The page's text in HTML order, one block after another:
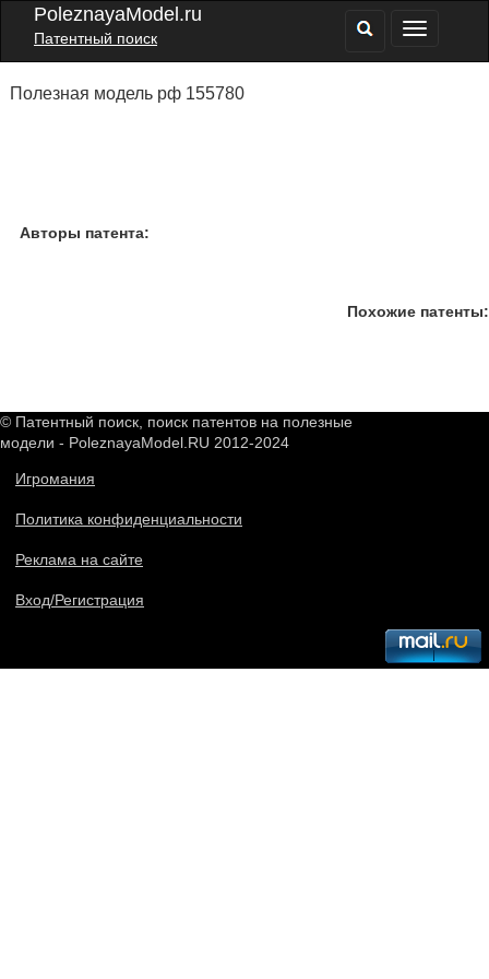
PoleznayaModel.ru
Патентный поиск
Полезная модель рф 155780
Авторы патента:
Похожие патенты:
© Патентный поиск, поиск патентов на полезные
модели - PoleznayaModel.RU 2012-2024
Игромания
Политика конфиденциальности
Реклама на сайте
Вход/Регистрация